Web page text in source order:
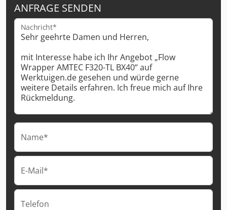
ANFRAGE SENDEN
Nachricht*
Name*
E-Mail*
Telefon